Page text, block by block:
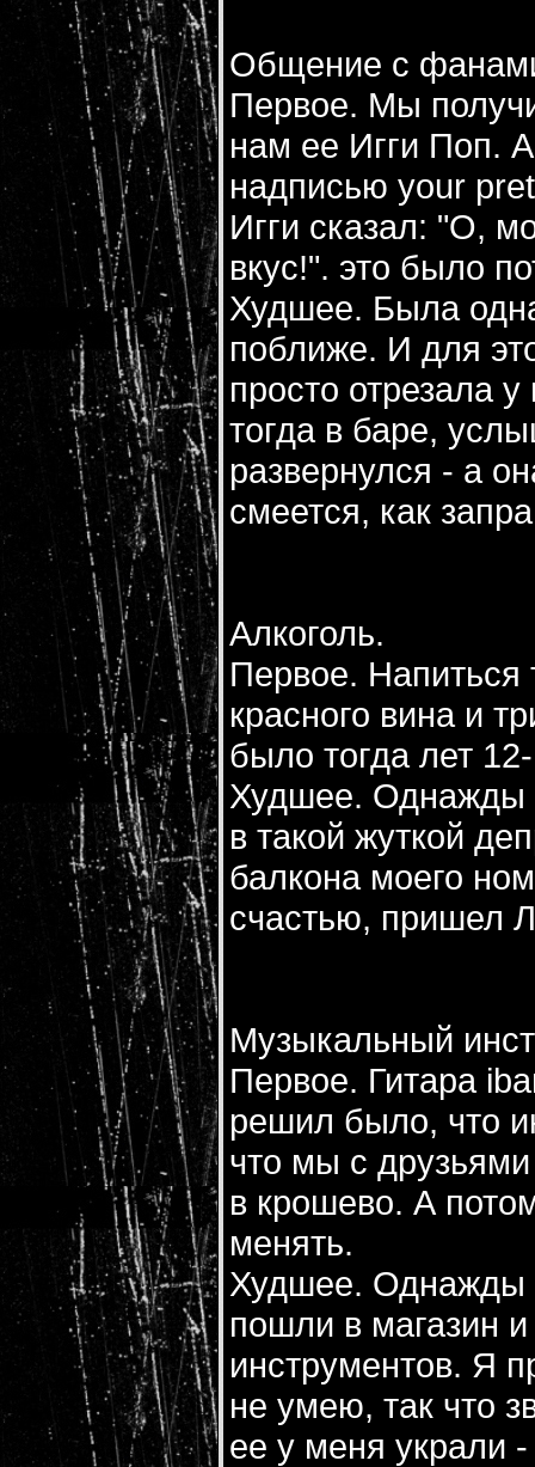
Общение с
Первое. Мы
нам ее Игги Поп.
надписью your
Игги сказал: "О,
вкус!". это было
Худшее. Была
поближе. И для
просто отрезала
тогда в баре,
развернулся - а
смеется, как
Алкоголь.
Первое. Напиться
красного вина и
было тогда лет
Худшее. Однажды
в такой жуткой
балкона моего
счастью, пришел
Музыкальный
Первое. Гитара
решил было, что
что мы с
в крошево. А
менять.
Худшее. Однажды
пошли в магазин
инструментов. Я
не умею, так что
ее у меня украли